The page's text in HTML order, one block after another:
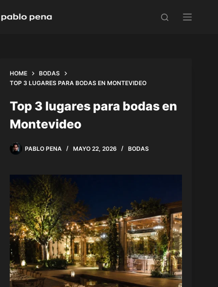
to
HOME
BODAS
TOP 3 LUGARES PARA BODAS EN MONTEVIDEO
Top 3 lugares para bodas en
Montevideo
PABLO PENA MAYO 22, 2026 BODAS